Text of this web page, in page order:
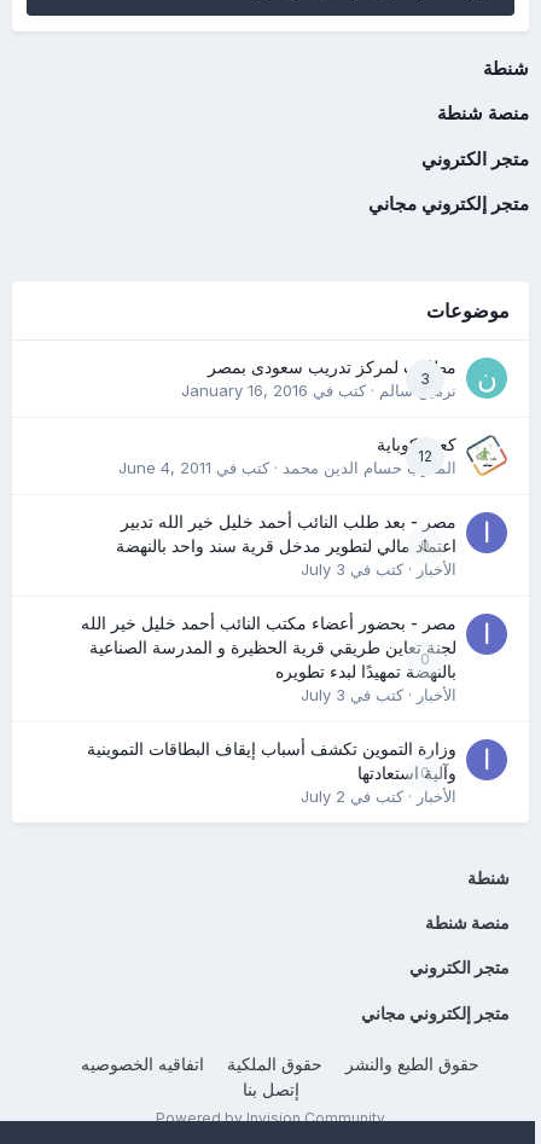
شنطة
منصة شنطة
متجر الكتروني
متجر إلكتروني مجاني
موضوعات
3
مطلوب لمركز تدريب سعودى بمصر
نرمين سالم· كتب في January 16, 2016
12
كعب كوباية
المدرب حسام الدين محمد· كتب في June 4, 2011
0
مصر - بعد طلب النائب أحمد خليل خير الله تدبير
اعتماد مالي لتطوير مدخل قرية سند واحد بالنهضة
الأخبار· كتب في July 3
0
مصر - بحضور أعضاء مكتب النائب أحمد خليل خير الله
لجنة تعاين طريقي قرية الحظيرة و المدرسة الصناعية
بالنهضة تمهيدًا لبدء تطويره
الأخبار· كتب في July 3
0
وزارة التموين تكشف أسباب إيقاف البطاقات التموينية
وآلية استعادتها
الأخبار· كتب في July 2
شنطة
منصة شنطة
متجر الكتروني
متجر إلكتروني مجاني
حقوق الطبع والنشر حقوق الملكية
اتفاقيه الخصوصيه
إتصل بنا
Powered by Invision Community